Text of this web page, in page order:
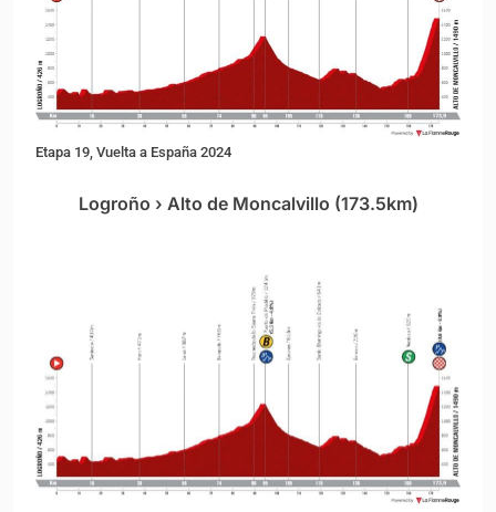
Etapa 19, Vuelta a España 2024
Logroño › Alto de Moncalvillo (173.5km)